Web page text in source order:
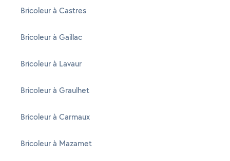
Bricoleur à Castres
Bricoleur à Gaillac
Bricoleur à Lavaur
Bricoleur à Graulhet
Bricoleur à Carmaux
Bricoleur à Mazamet